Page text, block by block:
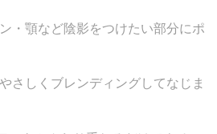
・顎など陰影をつけたい部分にポ
さしくブレンディングしてなじま